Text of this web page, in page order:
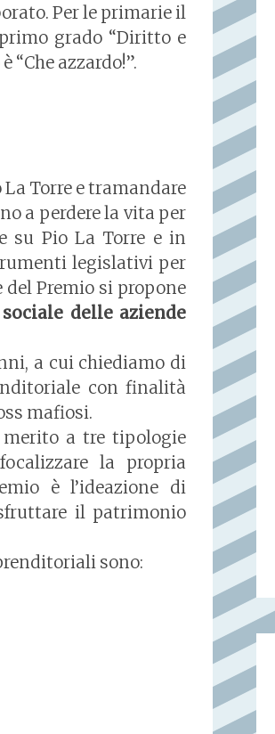
Per le primarie il
grado “Diritto e
“Che azzardo!”.
La Torre e tramandare
a perdere la vita per
su Pio La Torre e in
legislativi per
Premio si propone
delle aziende
a cui chiediamo di
con finalità
mafiosi.
a tre tipologie
la propria
è l’ideazione di
il patrimonio
sono: